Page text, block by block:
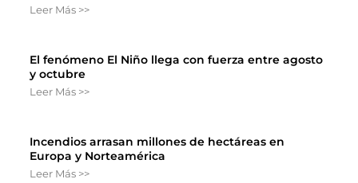
Leer Más >>
El fenómeno El Niño llega con fuerza entre agosto
y octubre
Leer Más >>
Incendios arrasan millones de hectáreas en
Europa y Norteamérica
Leer Más >>